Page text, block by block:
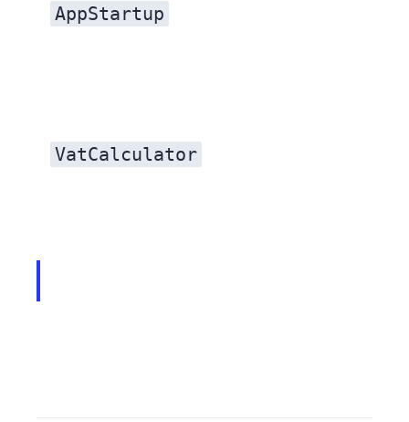
AppStartup
VatCalculator